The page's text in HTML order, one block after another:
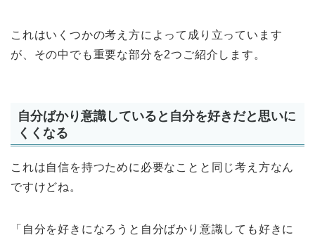
これはいくつかの考え方によって成り立っています
が、その中でも重要な部分を2つご紹介します。
自分ばかり意識していると自分を好きだと思いに
くくなる
これは自信を持つために必要なことと同じ考え方なん
ですけどね。
「自分を好きになろうと自分ばかり意識しても好きに